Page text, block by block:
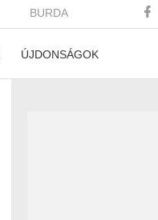
BURDA
ÚJDONSÁGOK